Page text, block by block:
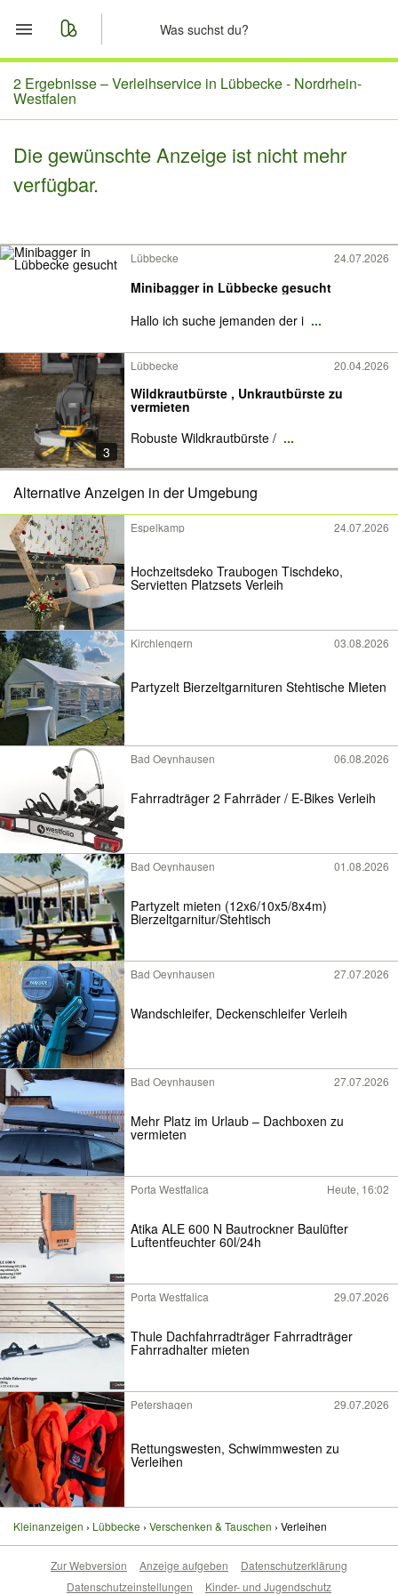
Start
Merkliste
Nachrichten
2 Ergebnisse –Verleihservice in Lübbecke - Nordrhein-
Westfalen
Die gewünschte Anzeige ist nicht mehr
verfügbar.
Lübbecke 24.07.2026
Minibagger in Lübbecke gesucht
Hallo ich suche jemanden der i ...
3
Lübbecke 20.04.2026
Wildkrautbürste , Unkrautbürste zu
vermieten
Robuste Wildkrautbürste / ...
Alternative Anzeigen in der Umgebung
Espelkamp 24.07.2026
Hochzeitsdeko Traubogen Tischdeko,
Servietten Platzsets Verleih
Kirchlengern 03.08.2026
Partyzelt Bierzeltgarnituren Stehtische Mieten
Bad Oeynhausen 06.08.2026
Fahrradträger 2 Fahrräder / E-Bikes Verleih
Bad Oeynhausen 01.08.2026
Partyzelt mieten (12x6/10x5/8x4m)
Bierzeltgarnitur/Stehtisch
Bad Oeynhausen 27.07.2026
Wandschleifer, Deckenschleifer Verleih
Bad Oeynhausen 27.07.2026
Mehr Platz im Urlaub – Dachboxen zu
vermieten
Porta Westfalica Heute, 16:02
Atika ALE 600 N Bautrockner Baulüfter
Luftentfeuchter 60l/24h
Porta Westfalica 29.07.2026
Thule Dachfahrradträger Fahrradträger
Fahrradhalter mieten
Petershagen 29.07.2026
Rettungswesten, Schwimmwesten zu
Verleihen
Kleinanzeigen Lübbecke Verschenken & Tauschen Verleihen
Zur Webversion Anzeige aufgeben
Datenschutzerklärung
Datenschutzeinstellungen
Kinder- und Jugendschutz